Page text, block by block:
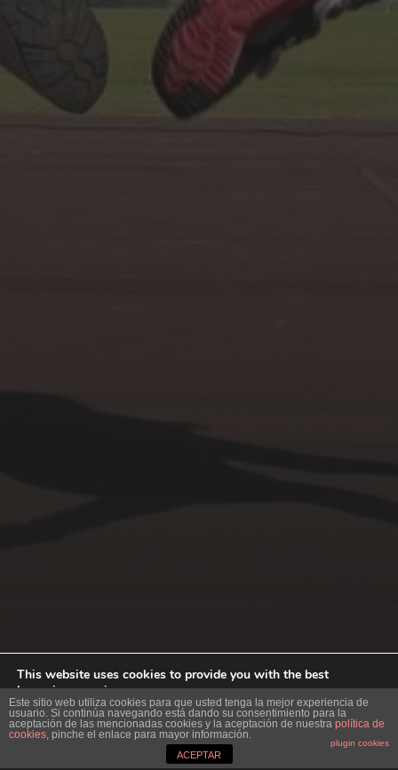
© 2026ACTIVA'T
AUTORANDERS NORÉN
Este sitio web utiliza cookies para que usted tenga la mejor experiencia de
usuario. Si continúa navegando está dando su consentimiento para la
aceptación de las mencionadas cookies y la aceptación de nuestra política de
cookies, pinche el enlace para mayor información.
plugin cookies
ACEPTAR
This website uses cookies to provide you with the best
browsing experience.
Find out more or adjust yoursettings.
Accept